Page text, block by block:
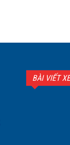
BÀI VIẾT